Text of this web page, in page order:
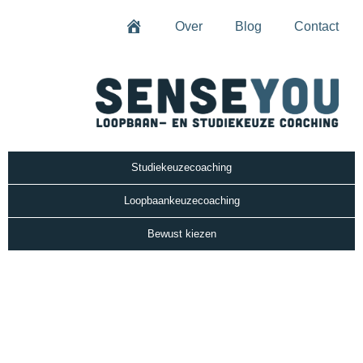
Home Over Blog Contact
Studiekeuzecoaching
Loopbaankeuzecoaching
Bewust kiezen